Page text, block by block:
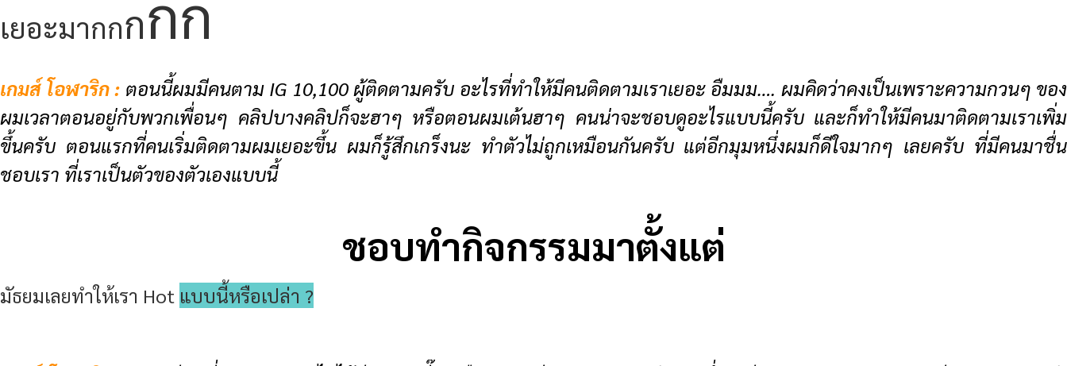
เยอะมากกกกก
เกมส์ โอฬาริก : ตอนนี้ผมมีคนตาม IG 10,100 ผู้ติดตามครับ อะไรที่ทำให้มีคนติดตามเราเยอะ อืมมม…. ผมคิดว่าคงเป็นเพราะความกวนๆ ของ
ผมเวลาตอนอยู่กับพวกเพื่อนๆ คลิปบางคลิปก็จะฮาๆ หรือตอนผมเต้นฮาๆ คนน่าจะชอบดูอะไรแบบนี้ครับ และก็ทำให้มีคนมาติดตามเราเพิ่ม
ขึ้นครับ ตอนแรกที่คนเริ่มติดตามผมเยอะขึ้น ผมก็รู้สึกเกร็งนะ ทำตัวไม่ถูกเหมือนกันครับ แต่อีกมุมหนึ่งผมก็ดีใจมากๆ เลยครับ ที่มีคนมาชื่น
ชอบเรา ที่เราเป็นตัวของตัวเองแบบนี้
ชอบทำกิจกรรมมาตั้งแต่
มัธยมเลยทำให้เรา Hot แบบนี้หรือเปล่า ?